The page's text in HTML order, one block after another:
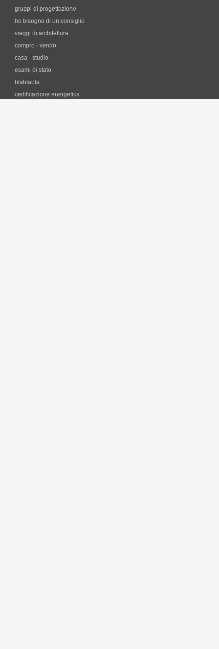
gruppi di progettazione
ho bisogno di un consiglio
viaggi di architettura
compro - vendo
casa - studio
esami di stato
blablabla
certificazione energetica